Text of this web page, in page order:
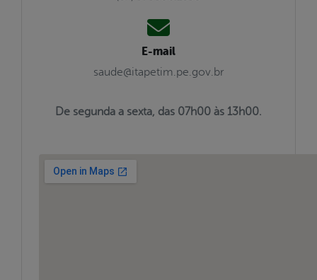
E-mail
saude@itapetim.pe.gov.br
De segunda a sexta, das 07h00 às 13h00.